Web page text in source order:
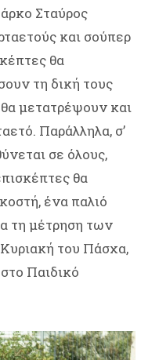
Σταύρος
και σούπερ
θα
τη δική τους
μετατρέψουν και
Παράλληλα, σ’
σε όλους,
θα
ένα παλιό
τη μέτρηση των
του Πάσχα,
Παιδικό